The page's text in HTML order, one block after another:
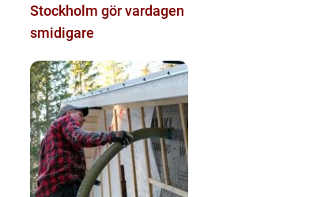
Stockholm gör vardagen
smidigare